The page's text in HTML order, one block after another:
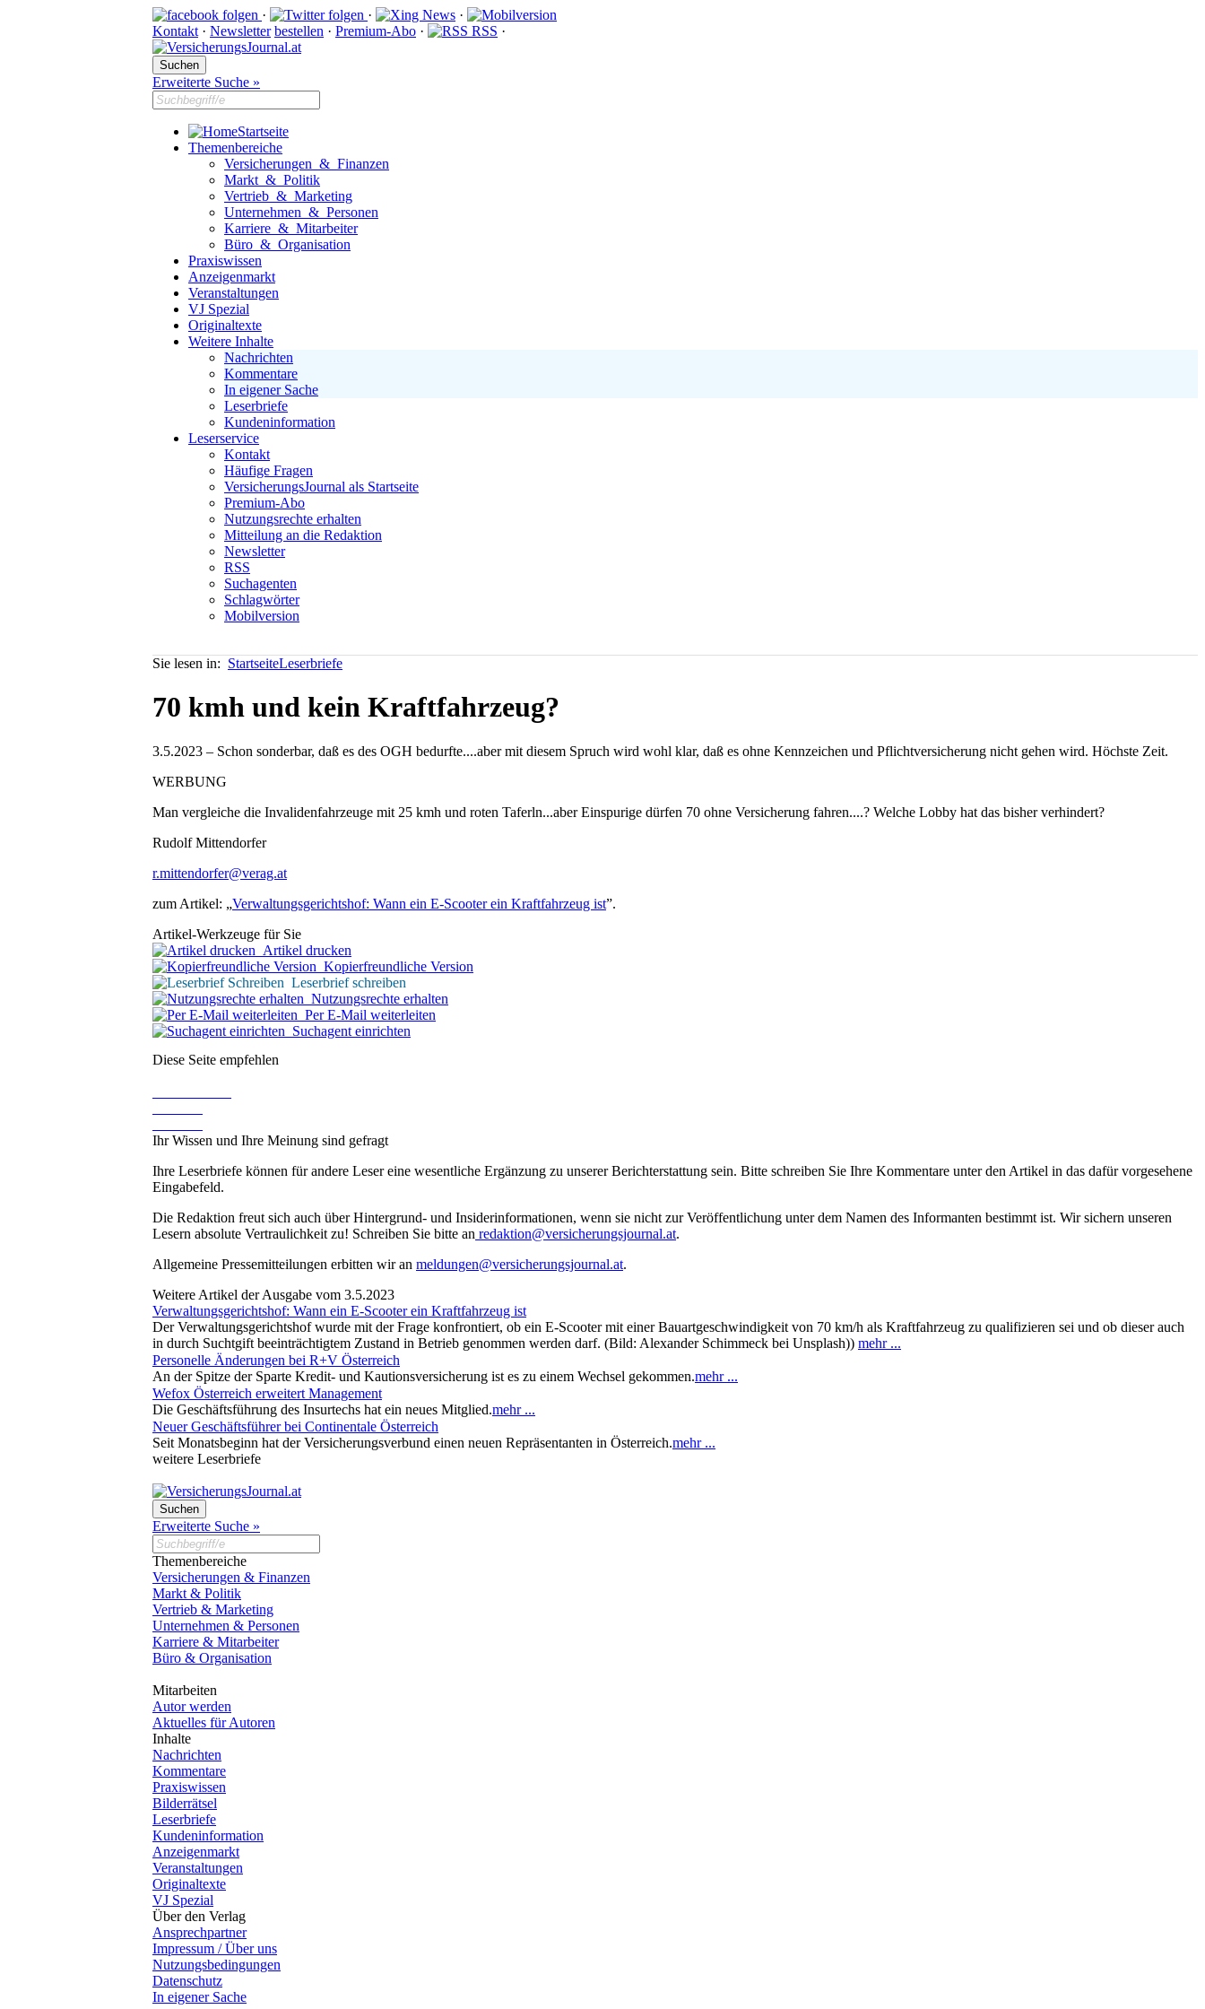
· ·
·
Kontakt · Newsletter bestellen · Premium-Abo · RSS ·
Erweiterte Suche »
Startseite
Themenbereiche
Versicherungen & Finanzen
Markt & Politik
Vertrieb & Marketing
Unternehmen & Personen
Karriere & Mitarbeiter
Büro & Organisation
Praxiswissen
Anzeigenmarkt
Veranstaltungen
VJ Spezial
Originaltexte
Weitere Inhalte
Nachrichten
Kommentare
In eigener Sache
Leserbriefe
Kundeninformation
Leserservice
Kontakt
Häufige Fragen
VersicherungsJournal als Startseite
Premium-Abo
Nutzungsrechte erhalten
Mitteilung an die Redaktion
Newsletter
RSS
Suchagenten
Schlagwörter
Mobilversion
Sie lesen in: StartseiteLeserbriefe
70 kmh und kein Kraftfahrzeug?
3.5.2023 – Schon sonderbar, daß es des OGH bedurfte....aber mit diesem Spruch wird wohl klar, daß es ohne Kennzeichen und Pflichtversicherung nicht gehen wird. Höchste Zeit.
WERBUNG
Man vergleiche die Invalidenfahrzeuge mit 25 kmh und roten Taferln...aber Einspurige dürfen 70 ohne Versicherung fahren....? Welche Lobby hat das bisher verhindert?
Rudolf Mittendorfer
r.mittendorfer@verag.at
zum Artikel: „Verwaltungsgerichtshof: Wann ein E-Scooter ein Kraftfahrzeug ist”.
Artikel-Werkzeuge für Sie
Artikel drucken
Kopierfreundliche Version
Leserbrief schreiben
Nutzungsrechte erhalten
Per E-Mail weiterleiten
Suchagent einrichten
Diese Seite empfehlen
Ihr Wissen und Ihre Meinung sind gefragt
Ihre Leserbriefe können für andere Leser eine wesentliche Ergänzung zu unserer Berichterstattung sein. Bitte schreiben Sie Ihre Kommentare unter den Artikel in das dafür vorgesehene
Eingabefeld.
Die Redaktion freut sich auch über Hintergrund- und Insiderinformationen, wenn sie nicht zur Veröffentlichung unter dem Namen des Informanten bestimmt ist. Wir sichern unseren
Lesern absolute Vertraulichkeit zu! Schreiben Sie bitte an redaktion@versicherungsjournal.at.
Allgemeine Pressemitteilungen erbitten wir an meldungen@versicherungsjournal.at.
Weitere Artikel der Ausgabe vom 3.5.2023
Verwaltungsgerichtshof: Wann ein E-Scooter ein Kraftfahrzeug ist
Der Verwaltungsgerichtshof wurde mit der Frage konfrontiert, ob ein E-Scooter mit einer Bauartgeschwindigkeit von 70 km/h als Kraftfahrzeug zu qualifizieren sei und ob dieser auch
in durch Suchtgift beeinträchtigtem Zustand in Betrieb genommen werden darf. (Bild: Alexander Schimmeck bei Unsplash)) mehr ...
Personelle Änderungen bei R+V Österreich
An der Spitze der Sparte Kredit- und Kautionsversicherung ist es zu einem Wechsel gekommen.mehr ...
Wefox Österreich erweitert Management
Die Geschäftsführung des Insurtechs hat ein neues Mitglied.mehr ...
Neuer Geschäftsführer bei Continentale Österreich
Seit Monatsbeginn hat der Versicherungsverbund einen neuen Repräsentanten in Österreich.mehr ...
weitere Leserbriefe
Erweiterte Suche »
Themenbereiche
Versicherungen & Finanzen
Markt & Politik
Vertrieb & Marketing
Unternehmen & Personen
Karriere & Mitarbeiter
Büro & Organisation
Mitarbeiten
Autor werden
Aktuelles für Autoren
Inhalte
Nachrichten
Kommentare
Praxiswissen
Bilderrätsel
Leserbriefe
Kundeninformation
Anzeigenmarkt
Veranstaltungen
Originaltexte
VJ Spezial
Über den Verlag
Ansprechpartner
Impressum / Über uns
Nutzungsbedingungen
Datenschutz
In eigener Sache